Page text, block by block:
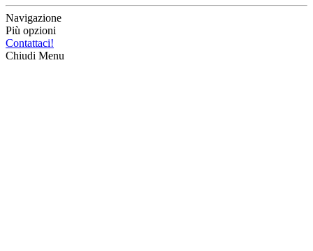
Navigazione
Più opzioni
Contattaci!
Chiudi Menu